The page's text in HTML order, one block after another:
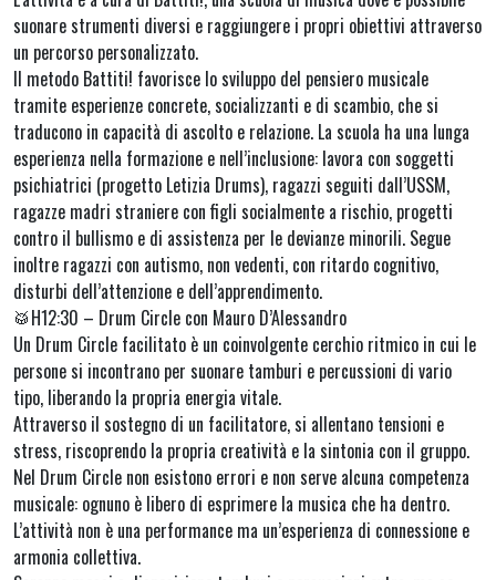
suonare strumenti diversi e raggiungere i propri obiettivi attraverso
un percorso personalizzato.
Il metodo Battiti! favorisce lo sviluppo del pensiero musicale
tramite esperienze concrete, socializzanti e di scambio, che si
traducono in capacità di ascolto e relazione. La scuola ha una lunga
esperienza nella formazione e nell’inclusione: lavora con soggetti
psichiatrici (progetto Letizia Drums), ragazzi seguiti dall’USSM,
ragazze madri straniere con figli socialmente a rischio, progetti
contro il bullismo e di assistenza per le devianze minorili. Segue
inoltre ragazzi con autismo, non vedenti, con ritardo cognitivo,
disturbi dell’attenzione e dell’apprendimento.
🥁H12:30 – Drum Circle con Mauro D’Alessandro
Un Drum Circle facilitato è un coinvolgente cerchio ritmico in cui le
persone si incontrano per suonare tamburi e percussioni di vario
tipo, liberando la propria energia vitale.
Attraverso il sostegno di un facilitatore, si allentano tensioni e
stress, riscoprendo la propria creatività e la sintonia con il gruppo.
Nel Drum Circle non esistono errori e non serve alcuna competenza
musicale: ognuno è libero di esprimere la musica che ha dentro.
L’attività non è una performance ma un’esperienza di connessione e
armonia collettiva.